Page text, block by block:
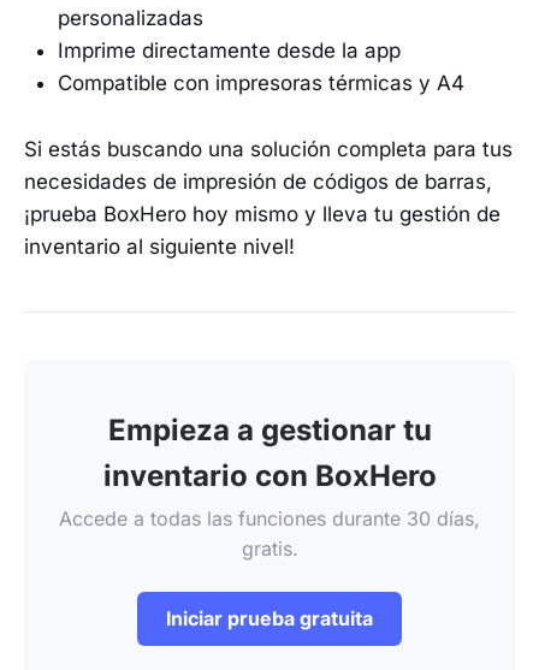
personalizadas
Imprime directamente desde la app
Compatible con impresoras térmicas y A4
Si estás buscando una solución completa para tus
necesidades de impresión de códigos de barras,
¡prueba BoxHero hoy mismo y lleva tu gestión de
inventario al siguiente nivel!
Empieza a gestionar tu
inventario con BoxHero
Accede a todas las funciones durante 30 días,
gratis.
Iniciar prueba gratuita